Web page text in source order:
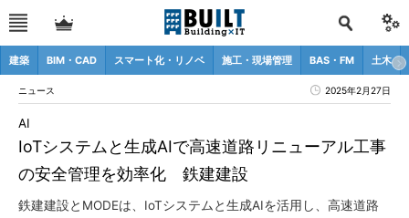
建築 BIM・CAD スマート化・リノベ 施工・現場管理 BAS・FM 土木
ニュース 2025年2月27日
IoTシステムと生成AIで高速道路リニューアル工事
の安全管理を効率化 鉄建建設
AI
鉄建建設とMODEは、IoTシステムと生成AIを活用し、高速道路